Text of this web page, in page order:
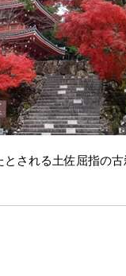
される土佐屈指の